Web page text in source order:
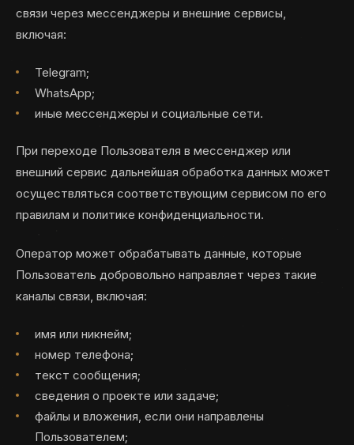
связи через мессенджеры и внешние сервисы,
включая:
Telegram;
WhatsApp;
иные мессенджеры и социальные сети.
При переходе Пользователя в мессенджер или
внешний сервис дальнейшая обработка данных может
осуществляться соответствующим сервисом по его
правилам и политике конфиденциальности.
Оператор может обрабатывать данные, которые
Пользователь добровольно направляет через такие
каналы связи, включая:
имя или никнейм;
номер телефона;
текст сообщения;
сведения о проекте или задаче;
файлы и вложения, если они направлены
Пользователем;